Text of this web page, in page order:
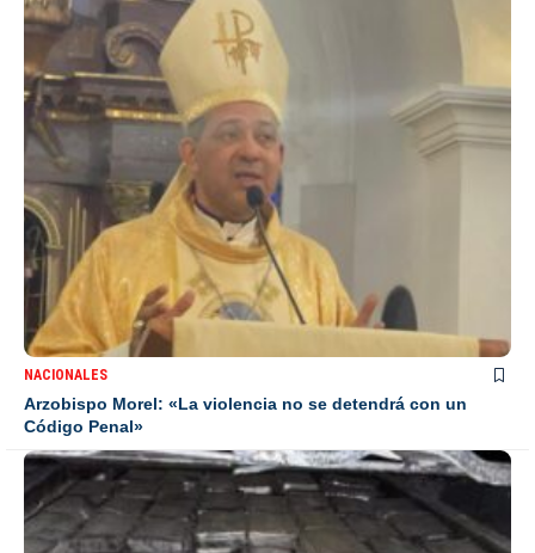
NACIONALES
Arzobispo Morel: «La violencia no se detendrá con un
Código Penal»